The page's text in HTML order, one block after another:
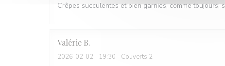
Crêpes succulentes et bien garnies, comme toujours;
Valérie B
2026-02-02 - 19:30 - Couverts 2